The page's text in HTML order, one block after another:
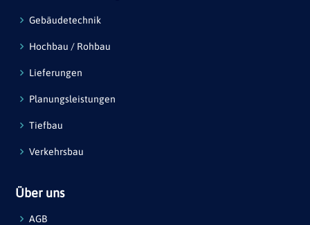
Gebäudetechnik
Hochbau / Rohbau
Lieferungen
Planungsleistungen
Tiefbau
Verkehrsbau
Über uns
AGB